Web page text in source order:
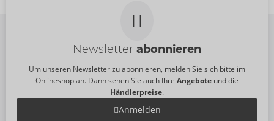
Newsletter abonnieren
Um unseren Newsletter zu abonnieren, melden Sie sich bitte im
Onlineshop an. Dann sehen Sie auch Ihre Angebote und die
Händlerpreise.
Anmelden